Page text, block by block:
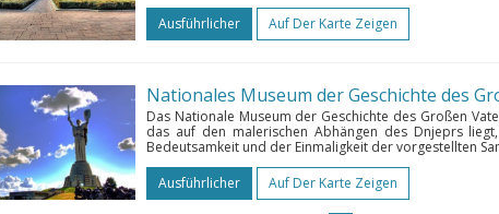
Ausführlicher
Auf Der Karte Zeigen
Das Nationale Museum der Geschichte des Großen
das auf den malerischen Abhängen des Dnjeprs
Bedeutsamkeit und der Einmaligkeit der vorgestellten
Ausführlicher
Auf Der Karte Zeigen